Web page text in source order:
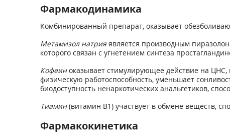
Фармакодинамика
Комбинированный препарат, оказывает
Метамизол натрияявляется производным
которого связан с угнетением синтеза
Кофеиноказывает стимулирующее действие на
физическую работоспособность, уменьшает
биодоступность ненаркотических анальгетиков,
Тиамин(витамин В1) участвует в обмене веществ,
Фармакокинетика